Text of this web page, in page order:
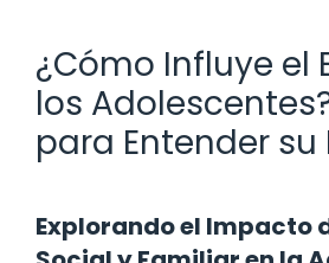
¿Cómo Influye el
los
para Entender su
Explorando el Impacto